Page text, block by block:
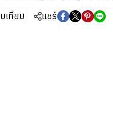
เทียบ แชร์